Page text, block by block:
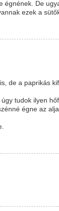
égnének. De
ezek a
de a paprikás
tudok ilyen
égne az